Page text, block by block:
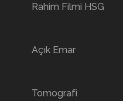
Rahim Filmi HSG
Açık Emar
Tomografi